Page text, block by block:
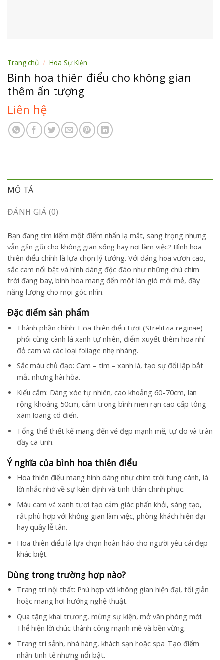
Trang chủ / Hoa Sự Kiện
Bình hoa thiên điểu cho không gian
thêm ấn tượng
Liên hệ
MÔ TẢ
ĐÁNH GIÁ (0)
Bạn đang tìm kiếm một điểm nhấn lạ mắt, sang trọng nhưng
vẫn gần gũi cho không gian sống hay nơi làm việc? Bình hoa
thiên điểu chính là lựa chọn lý tưởng. Với dáng hoa vươn cao,
sắc cam nổi bật và hình dáng độc đáo như những chú chim
trời đang bay, bình hoa mang đến một làn gió mới mẻ, đầy
năng lượng cho mọi góc nhìn.
Đặc điểm sản phẩm
Thành phần chính: Hoa thiên điểu tươi (Strelitzia reginae)
phối cùng cành lá xanh tự nhiên, điểm xuyết thêm hoa nhí
đỏ cam và các loại foliage nhẹ nhàng.
Sắc màu chủ đạo: Cam – tím – xanh lá, tạo sự đối lập bắt
mắt nhưng hài hòa.
Kiểu cắm: Dáng xòe tự nhiên, cao khoảng 60–70cm, lan
rộng khoảng 50cm, cắm trong bình men rạn cao cấp tông
xám loang cổ điển.
Tổng thể thiết kế mang đến vẻ đẹp mạnh mẽ, tự do và tràn
đầy cá tính.
Ý nghĩa của bình hoa thiên điểu
Hoa thiên điểu mang hình dáng như chim trời tung cánh, là
lời nhắc nhở về sự kiên định và tinh thần chinh phục.
Màu cam và xanh tươi tạo cảm giác phấn khởi, sáng tạo,
rất phù hợp với không gian làm việc, phòng khách hiện đại
hay quầy lễ tân.
Hoa thiên điểu là lựa chọn hoàn hảo cho người yêu cái đẹp
khác biệt.
Dùng trong trường hợp nào?
Trang trí nội thất: Phù hợp với không gian hiện đại, tối giản
hoặc mang hơi hướng nghệ thuật.
Quà tặng khai trương, mừng sự kiện, mở văn phòng mới:
Thể hiện lời chúc thành công mạnh mẽ và bền vững.
Trang trí sảnh, nhà hàng, khách sạn hoặc spa: Tạo điểm
nhấn tinh tế nhưng nổi bật.